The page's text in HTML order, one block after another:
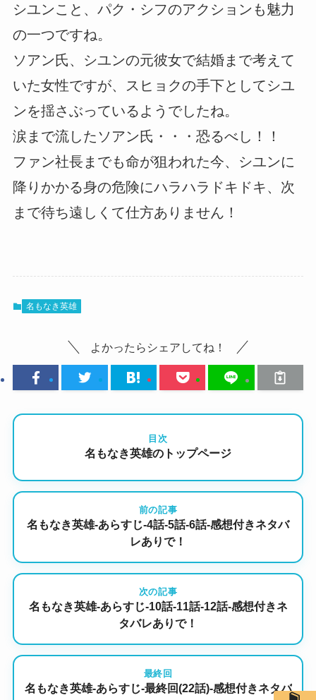
シユンこと、パク・シフのアクションも魅力
の一つですね。
ソアン氏、シユンの元彼女で結婚まで考えて
いた女性ですが、スヒョクの手下としてシユ
ンを揺さぶっているようでしたね。
涙まで流したソアン氏・・・恐るべし！！
ファン社長までも命が狙われた今、シユンに
降りかかる身の危険にハラハラドキドキ、次
まで待ち遠しくて仕方ありません！
名もなき英雄
よかったらシェアしてね！
目次
名もなき英雄のトップページ
前の記事
名もなき英雄-あらすじ-4話-5話-6話-感想付きネタバ
レありで！
次の記事
名もなき英雄-あらすじ-10話-11話-12話-感想付きネ
タバレありで！
最終回
名もなき英雄-あらすじ-最終回(22話)-感想付きネタバ